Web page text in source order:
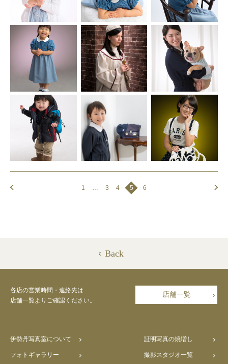
1 … 3 4 5 6
Back
各店の営業時間・連絡先は
店舗一覧よりご確認ください。
店舗一覧
伊勢丹写真室について 証明写真の焼増し
フォトギャラリー 撮影スタジオ一覧